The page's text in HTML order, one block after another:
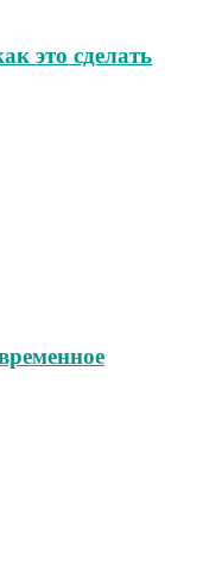
это сделать